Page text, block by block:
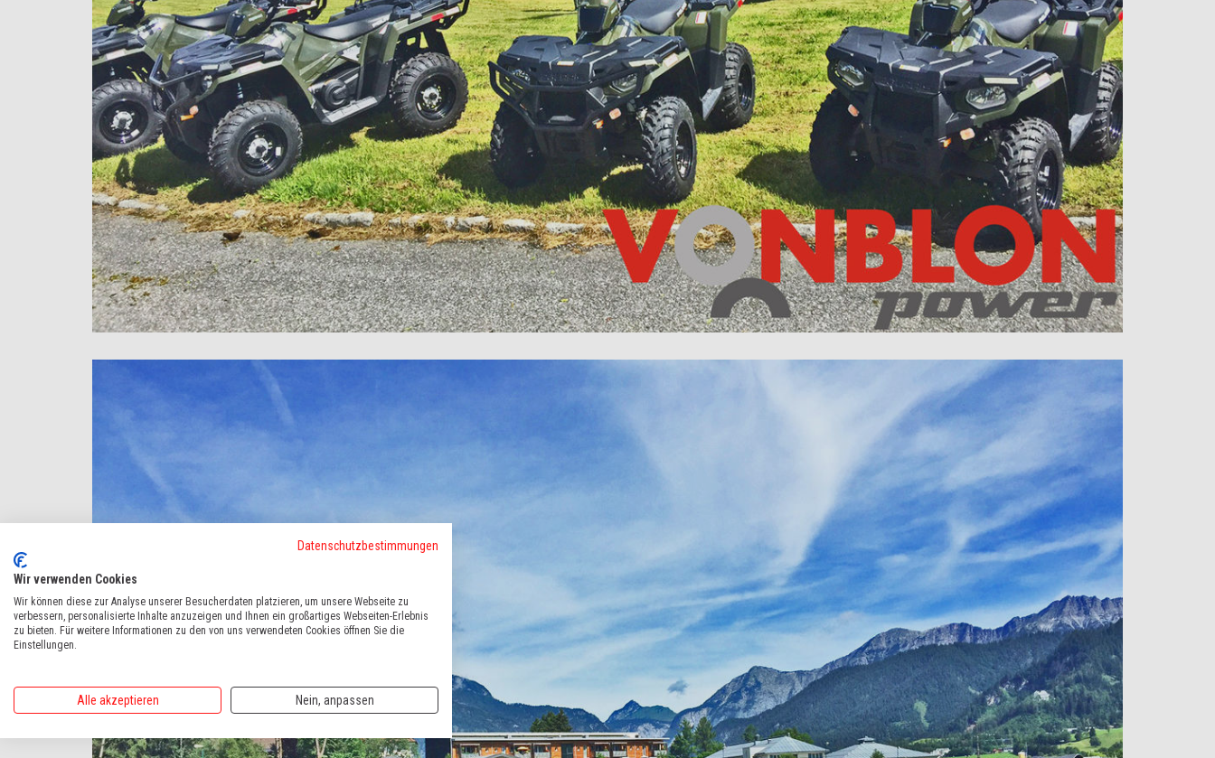
Datenschutzbestimmungen
Wir verwenden Cookies
Wir können diese zur Analyse unserer Besucherdaten platzieren, um unsere Webseite zu
verbessern, personalisierte Inhalte anzuzeigen und Ihnen ein großartiges Webseiten-Erlebnis
zu bieten. Für weitere Informationen zu den von uns verwendeten Cookies öffnen Sie die
Einstellungen.
Alle akzeptieren Nein, anpassen